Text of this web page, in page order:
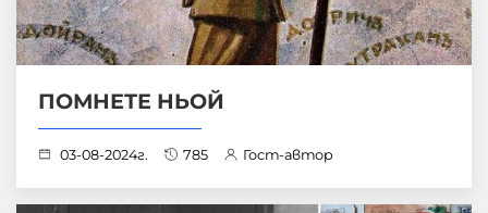
ПОМНЕТЕ НЬОЙ
03-08-2024г. 785 Гост-автор